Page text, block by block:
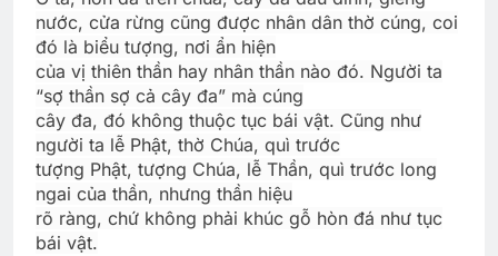
nước, cửa rừng cũng được nhân dân thờ cúng, coi
đó là biểu tượng, nơi ẩn hiện
của vị thiên thần hay nhân thần nào đó. Người ta
“sợ thần sợ cả cây đa” mà cúng
cây đa, đó không thuộc tục bái vật. Cũng như
người ta lễ Phật, thờ Chúa, quì trước
tượng Phật, tượng Chúa, lễ Thần, quì trước long
ngai của thần, nhưng thần hiệu
rõ ràng, chứ không phải khúc gỗ hòn đá như tục
bái vật.